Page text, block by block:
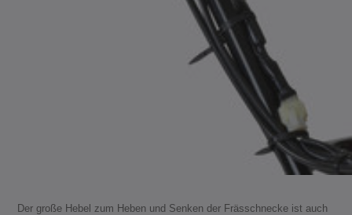
Der große Hebel zum Heben und Senken der Frässchnecke ist auch